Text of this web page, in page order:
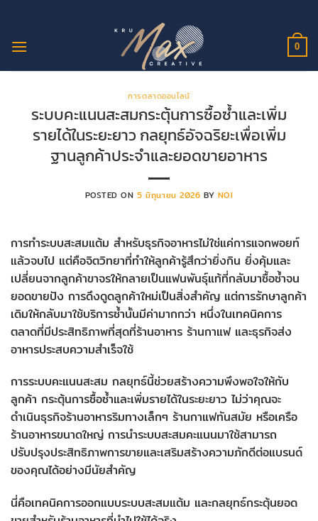
ยัง
0
การตลาดออนไลน์
ระบบคะแนนสะสมกระตุ้นการซื้อซ้ำและเพิ่ม
รายได้ในระยะยาว กลยุทธ์อัจฉริยะเพื่อเพิ่ม
ฐานลูกค้าประจำและยอดขายอาหาร
POSTED ON5 มิถุนายน 2026 BY NOI
การทำระบบสะสมแต้ม สำหรับธุรกิจอาหารไม่ใช่แค่การแจกพอยท์
แล้วจบไป แต่คือจิตวิทยาที่ทำให้ลูกค้ารู้สึกว่ายิ่งกิน ยิ่งคุ้มและ
เปลี่ยนจากลูกค้าขาจรให้กลายเป็นแฟนพันธุ์แท้ที่กลับมาซื้อซ้ำจน
ยอดขายปัง การดึงดูดลูกค้าใหม่เป็นสิ่งสำคัญ แต่การรักษาลูกค้า
เดิมให้กลับมาใช้บริการซ้ำนั้นมีค่ามากกว่า หนึ่งในเทคนิคการ
ตลาดที่มีประสิทธิภาพที่สุดที่ร้านอาหาร ร้านกาแฟ และธุรกิจส่ง
อาหารประสบความสำเร็จใช้
การระบบคะแนนสะสม กลยุทธ์นี้ช่วยสร้างความพึงพอใจให้กับ
ลูกค้า กระตุ้นการซื้อซ้ำและเพิ่มรายได้ในระยะยาว ไม่ว่าคุณจะ
ดำเนินธุรกิจร้านอาหารริมทางเล็กๆ ร้านกาแฟทันสมัย ​​หรือเครือ
ร้านอาหารขนาดใหญ่ การนำระบบสะสมคะแนนมาใช้สามารถ
ปรับปรุงประสิทธิภาพการขายและเสริมสร้างความภักดีต่อแบรนด์
ของคุณได้อย่างมีนัยสำคัญ
นี่คือเทคนิคการออกแบบระบบสะสมแต้ม และกลยุทธ์กระตุ้นยอด